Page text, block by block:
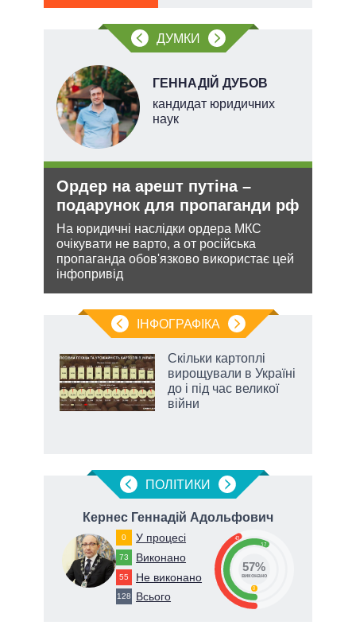
ДУМКИ
ГЕННАДІЙ ДУБОВ
кандидат юридичних
наук
Ордер на арешт путіна –
подарунок для пропаганди рф
На юридичні наслідки ордера МКС
очікувати не варто, а от російська
пропаганда обов'язково використає цей
інфопривід
ІНФОГРАФІКА
Скільки картоплі
вирощували в Україні
до і під час великої
війни
ПОЛIТИКИ
Кернес Геннадій Адольфович
0 У процесі
73 Виконано
55 Не виконано
128 Всього
43
57
0
57%
виконано